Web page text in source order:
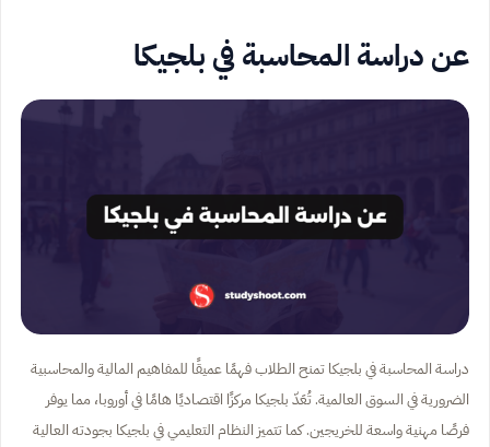
عن دراسة المحاسبة في بلجيكا
دراسة المحاسبة في بلجيكا تمنح الطلاب فهمًا عميقًا للمفاهيم المالية والمحاسبية
الضرورية في السوق العالمية. تُعَدّ بلجيكا مركزًا اقتصاديًا هامًا في أوروبا، مما يوفر
فرصًا مهنية واسعة للخريجين. كما تتميز النظام التعليمي في بلجيكا بجودته العالية